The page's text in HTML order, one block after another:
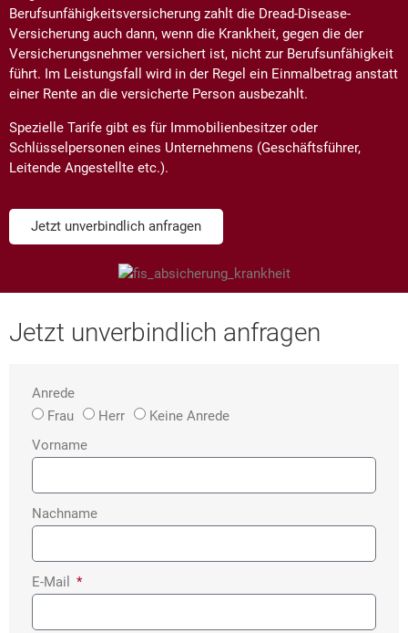
Berufsunfähigkeitsversicherung zahlt die Dread-Disease-
Versicherung auch dann, wenn die Krankheit, gegen die der
Versicherungsnehmer versichert ist, nicht zur Berufsunfähigkeit
führt. Im Leistungsfall wird in der Regel ein Einmalbetrag anstatt
einer Rente an die versicherte Person ausbezahlt.
Spezielle Tarife gibt es für Immobilienbesitzer oder
Schlüsselpersonen eines Unternehmens (Geschäftsführer,
Leitende Angestellte etc.).
Jetzt unverbindlich anfragen
Jetzt unverbindlich anfragen
Anrede
Frau
Herr
Keine Anrede
Vorname
Nachname
E-Mail